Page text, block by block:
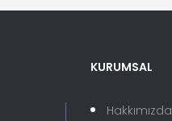
KURUMSAL
Hakkımızda